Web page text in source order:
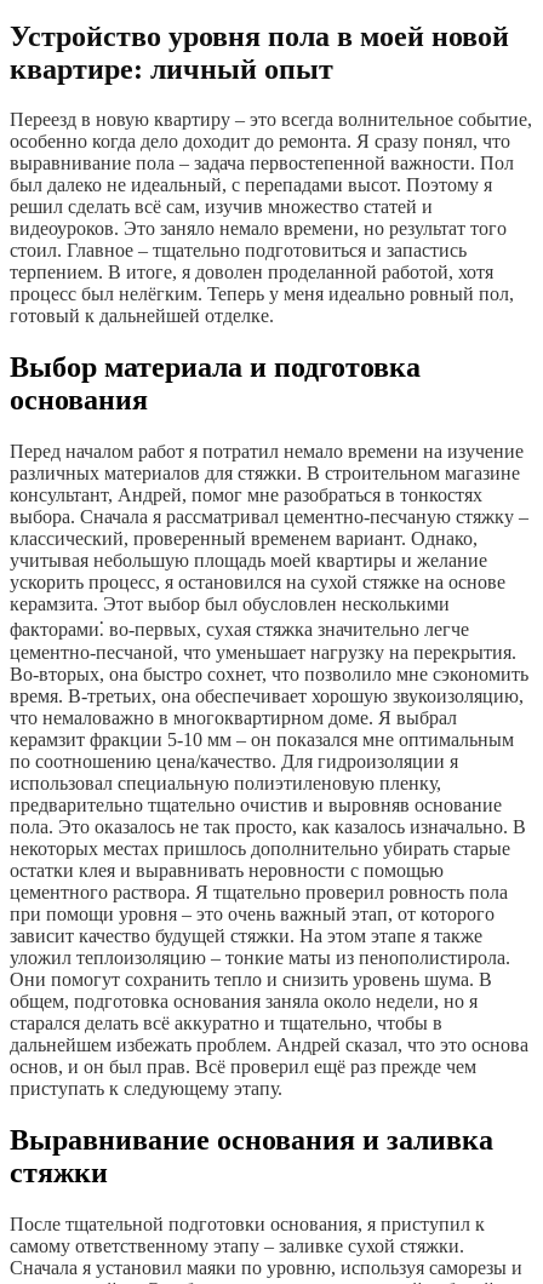
Устройство уровня пола в моей новой
квартире: личный опыт
Переезд в новую квартиру – это всегда волнительное событие,
особенно когда дело доходит до ремонта. Я сразу понял, что
выравнивание пола – задача первостепенной важности. Пол
был далеко не идеальный, с перепадами высот. Поэтому я
решил сделать всё сам, изучив множество статей и
видеоуроков. Это заняло немало времени, но результат того
стоил. Главное – тщательно подготовиться и запастись
терпением. В итоге, я доволен проделанной работой, хотя
процесс был нелёгким. Теперь у меня идеально ровный пол,
готовый к дальнейшей отделке.
Выбор материала и подготовка
основания
Перед началом работ я потратил немало времени на изучение
различных материалов для стяжки. В строительном магазине
консультант, Андрей, помог мне разобраться в тонкостях
выбора. Сначала я рассматривал цементно-песчаную стяжку –
классический, проверенный временем вариант. Однако,
учитывая небольшую площадь моей квартиры и желание
ускорить процесс, я остановился на сухой стяжке на основе
керамзита. Этот выбор был обусловлен несколькими
факторами⁚ во-первых, сухая стяжка значительно легче
цементно-песчаной, что уменьшает нагрузку на перекрытия.
Во-вторых, она быстро сохнет, что позволило мне сэкономить
время. В-третьих, она обеспечивает хорошую звукоизоляцию,
что немаловажно в многоквартирном доме. Я выбрал
керамзит фракции 5-10 мм – он показался мне оптимальным
по соотношению цена/качество. Для гидроизоляции я
использовал специальную полиэтиленовую пленку,
предварительно тщательно очистив и выровняв основание
пола. Это оказалось не так просто, как казалось изначально. В
некоторых местах пришлось дополнительно убирать старые
остатки клея и выравнивать неровности с помощью
цементного раствора. Я тщательно проверил ровность пола
при помощи уровня – это очень важный этап, от которого
зависит качество будущей стяжки. На этом этапе я также
уложил теплоизоляцию – тонкие маты из пенополистирола.
Они помогут сохранить тепло и снизить уровень шума. В
общем, подготовка основания заняла около недели, но я
старался делать всё аккуратно и тщательно, чтобы в
дальнейшем избежать проблем. Андрей сказал, что это основа
основ, и он был прав. Всё проверил ещё раз прежде чем
приступать к следующему этапу.
Выравнивание основания и заливка
стяжки
После тщательной подготовки основания, я приступил к
самому ответственному этапу – заливке сухой стяжки.
Сначала я установил маяки по уровню, используя саморезы и